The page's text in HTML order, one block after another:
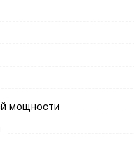
мощности